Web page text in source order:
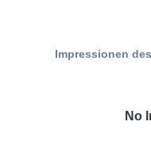
Impressionen
No